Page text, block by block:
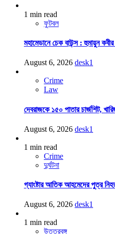
1 min read
ফুটবল
মহামেডানে চেক বাউন্স : হুমায়ুন
August 6, 2026 desk1
Crime
Law
দেবরাজকে ১৫০ পাতার চার্জশিট,
August 6, 2026 desk1
1 min read
Crime
দুর্ঘটনা
গ্যাংষ্টার আতিক আহমেদের পুত্র
August 6, 2026 desk1
1 min read
উত্তরবঙ্গ